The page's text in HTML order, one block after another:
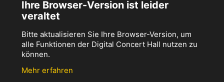
Ihre Browser-Version ist leider
veraltet
Bitte aktualisieren Sie Ihre Browser-Version, um
alle Funktionen der Digital Concert Hall nutzen zu
können.
Mehr erfahren